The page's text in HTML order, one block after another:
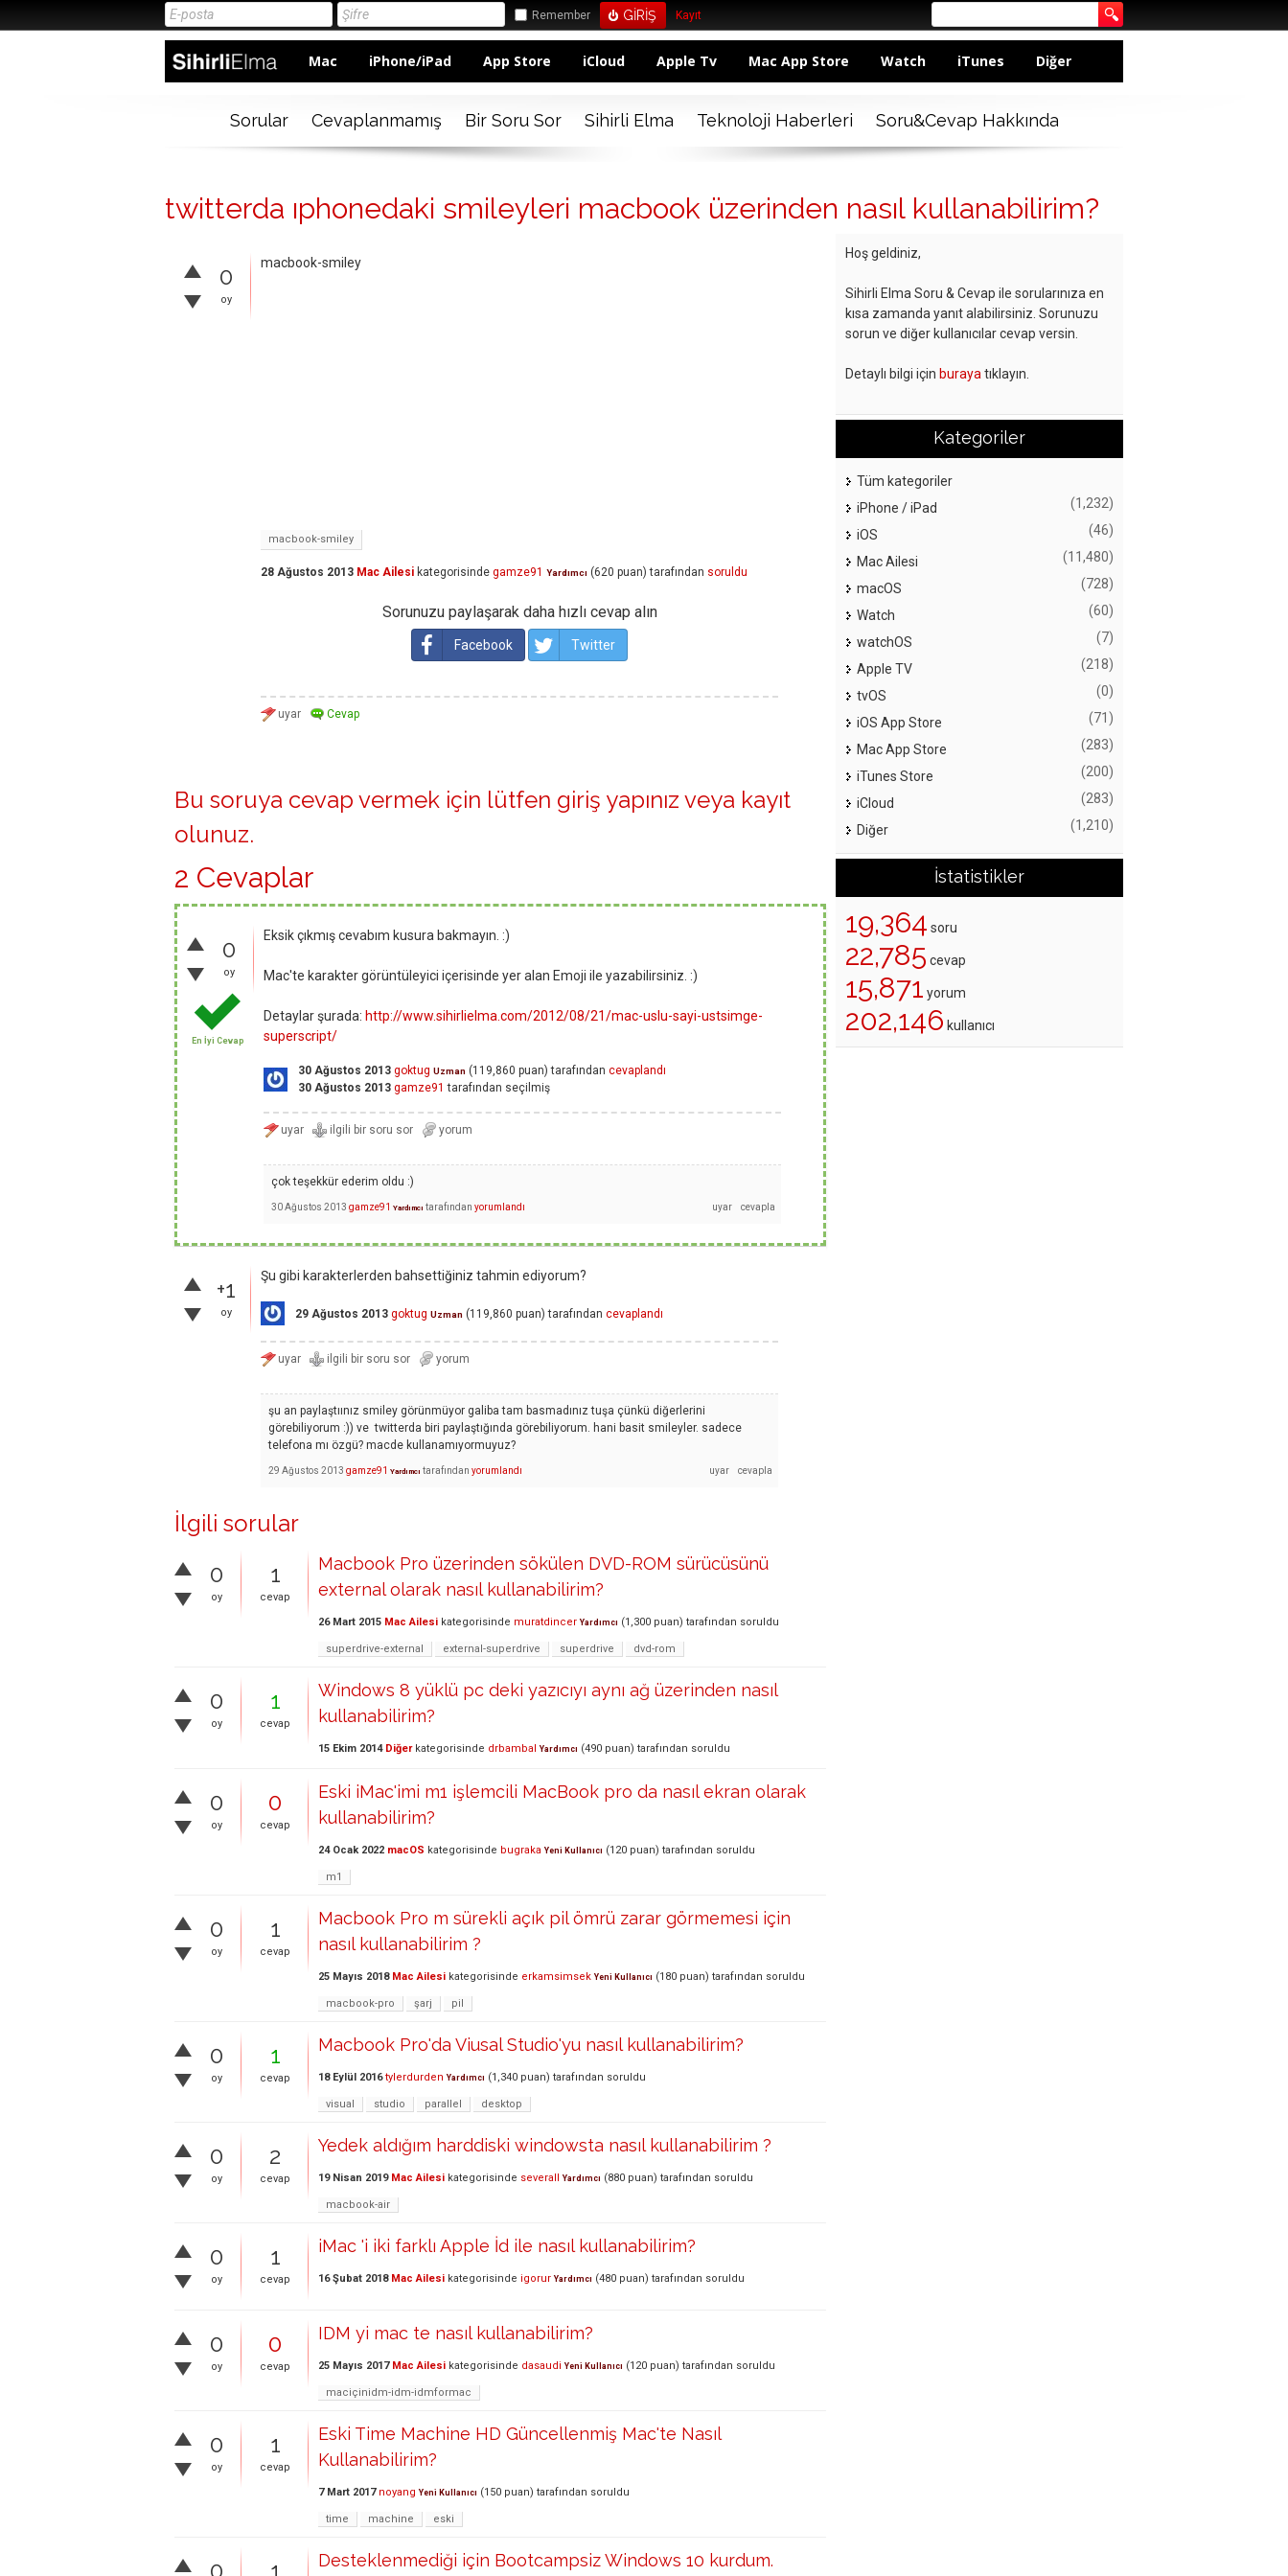
Remember Kayıt
Mac iPhone/iPad App Store iCloud Apple Tv Mac App Store Watch iTunes Diğer
Sorular Cevaplanmamış Bir Soru Sor Sihirli Elma Teknoloji Haberleri Soru&Cevap Hakkında
twitterda ıphonedaki smileyleri macbook üzerinden nasıl kullanabilirim?
0
oy
macbook-smiley
macbook-smiley
28 Ağustos 2013 Mac Ailesi kategorisinde gamze91 Yardımcı (620 puan) tarafından soruldu
Sorunuzu paylaşarak daha hızlı cevap alın
Facebook Twitter
Bu soruya cevap vermek için lütfen giriş yapınız veya kayıt
olunuz.
2 Cevaplar
0
oy
En İyi Cevap
Eksik çıkmış cevabım kusura bakmayın. :)
Mac'te karakter görüntüleyici içerisinde yer alan Emoji ile yazabilirsiniz. :)
Detaylar şurada: http://www.sihirlielma.com/2012/08/21/mac-uslu-sayi-ustsimge-
superscript/
30 Ağustos 2013 goktug Uzman (119,860 puan) tarafından cevaplandı
30 Ağustos 2013 gamze91 tarafından seçilmiş
çok teşekkür ederim oldu :)
30 Ağustos 2013 gamze91 Yardımcı tarafından yorumlandı
+1
oy
Şu gibi karakterlerden bahsettiğiniz tahmin ediyorum?
29 Ağustos 2013 goktug Uzman (119,860 puan) tarafından cevaplandı
şu an paylaştıınız smiley görünmüyor galiba tam basmadınız tuşa çünkü diğerlerini
görebiliyorum :)) ve twitterda biri paylaştığında görebiliyorum. hani basit smileyler. sadece
telefona mı özgü? macde kullanamıyormuyuz?
29 Ağustos 2013 gamze91 Yardımcı tarafından yorumlandı
İlgili sorular
0
oy
1
cevap
Macbook Pro üzerinden sökülen DVD-ROM sürücüsünü
external olarak nasıl kullanabilirim?
26 Mart 2015 Mac Ailesi kategorisinde muratdincer Yardımcı (1,300 puan) tarafından soruldu
superdrive-external external-superdrive superdrive dvd-rom
0
oy
1
cevap
Windows 8 yüklü pc deki yazıcıyı aynı ağ üzerinden nasıl
kullanabilirim?
15 Ekim 2014 Diğerkategorisinde drbambal Yardımcı (490 puan) tarafından soruldu
0
oy
0
cevap
Eski iMac'imi m1 işlemcili MacBook pro da nasıl ekran olarak
kullanabilirim?
24 Ocak 2022 macOS kategorisinde bugraka Yeni Kullanıcı (120 puan) tarafından soruldu
m1
0
oy
1
cevap
Macbook Pro m sürekli açık pil ömrü zarar görmemesi için
nasıl kullanabilirim ?
25 Mayıs 2018 Mac Ailesi kategorisinde erkamsimsek Yeni Kullanıcı (180 puan) tarafından soruldu
macbook-pro şarj pil
0
oy
1
cevap
Macbook Pro'da Viusal Studio'yu nasıl kullanabilirim?
18 Eylül 2016 tylerdurden Yardımcı (1,340 puan) tarafından soruldu
visual studio parallel desktop
0
oy
2
cevap
Yedek aldığım harddiski windowsta nasıl kullanabilirim ?
19 Nisan 2019 Mac Ailesi kategorisinde severall Yardımcı (880 puan) tarafından soruldu
macbook-air
0
oy
1
cevap
iMac 'i iki farklı Apple İd ile nasıl kullanabilirim?
16 Şubat 2018 Mac Ailesi kategorisinde igorur Yardımcı (480 puan) tarafından soruldu
0
oy
0
cevap
IDM yi mac te nasıl kullanabilirim?
25 Mayıs 2017 Mac Ailesi kategorisinde dasaudi Yeni Kullanıcı (120 puan) tarafından soruldu
maciçinidm-idm-idmformac
0
oy
1
cevap
Eski Time Machine HD Güncellenmiş Mac'te Nasıl
Kullanabilirim?
7 Mart 2017 noyang Yeni Kullanıcı (150 puan) tarafından soruldu
time machine eski
Desteklenmediği için Bootcampsiz Windows 10 kurdum.
Hoş geldiniz,
Sihirli Elma Soru & Cevap ile sorularınıza en
kısa zamanda yanıt alabilirsiniz. Sorunuzu
sorun ve diğer kullanıcılar cevap versin.
Detaylı bilgi için buraya tıklayın.
Kategoriler
Tüm kategoriler
iPhone / iPad
(1,232)
iOS (46)
Mac Ailesi (11,480)
macOS (728)
Watch (60)
watchOS (7)
Apple TV (218)
tvOS (0)
iOS App Store (71)
Mac App Store (283)
iTunes Store (200)
iCloud (283)
Diğer (1,210)
İstatistikler
19,364 soru
22,785 cevap
15,871 yorum
202,146 kullanıcı